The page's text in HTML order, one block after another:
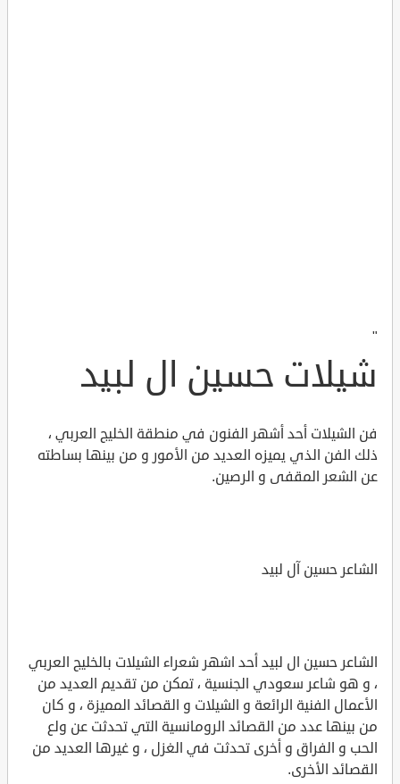
"
شيلات حسين ال لبيد
فن الشيلات أحد أشهر الفنون في منطقة الخليج العربي ،
ذلك الفن الذي يميزه العديد من الأمور و من بينها بساطته
عن الشعر المقفى و الرصين.
الشاعر حسين آل لبيد
الشاعر حسين ال لبيد أحد اشهر شعراء الشيلات بالخليج العربي
، و هو شاعر سعودي الجنسية ، تمكن من تقديم العديد من
الأعمال الفنية الرائعة و الشيلات و القصائد المميزة ، و كان
من بينها عدد من القصائد الرومانسية التي تحدثت عن ولع
الحب و الفراق و أخرى تحدثت في الغزل ، و غيرها العديد من
القصائد الأخرى.